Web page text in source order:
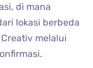
di mana
lokasi berbeda
melalui